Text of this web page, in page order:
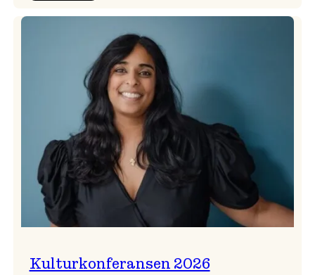
tilbake!
Kulturkonferansen 2026